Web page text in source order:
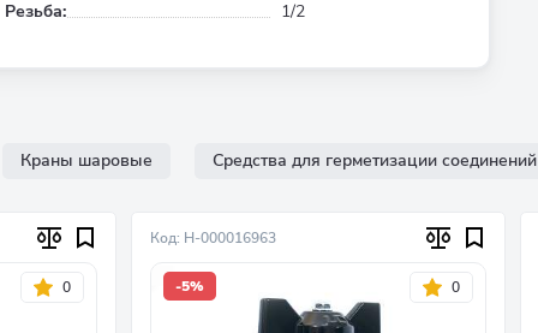
Резьба:
1/2
Краны шаровые Средства для герметизации соединений
0
Код: Н-000016963
-5% 0